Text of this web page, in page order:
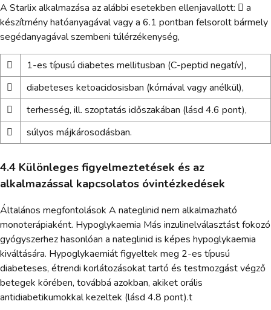
A Starlix alkalmazása az alábbi esetekben ellenjavallott:  a
készítmény hatóanyagával vagy a 6.1 pontban felsorolt bármely
segédanyagával szembeni túlérzékenység,

1-es típusú diabetes mellitusban (C-peptid negatív),

diabeteses ketoacidosisban (kómával vagy anélkül),

terhesség, ill. szoptatás időszakában (lásd 4.6 pont),

súlyos májkárosodásban.
4.4 Különleges figyelmeztetések és az
alkalmazással kapcsolatos óvintézkedések
Általános megfontolások A nateglinid nem alkalmazható
monoterápiaként. Hypoglykaemia Más inzulinelválasztást fokozó
gyógyszerhez hasonlóan a nateglinid is képes hypoglykaemia
kiváltására. Hypoglykaemiát figyeltek meg 2-es típusú
diabeteses, étrendi korlátozásokat tartó és testmozgást végző
betegek körében, továbbá azokban, akiket orális
antidiabetikumokkal kezeltek (lásd 4.8 pont).t